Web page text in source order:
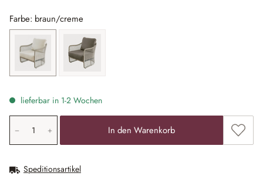
Farbe: braun/creme
braun/creme braun/grau
lieferbar in 1-2 Wochen
Produkt Anzahl: Gib den gewünschten Wert ein oder
In den Warenkorb Zum
Speditionsartikel